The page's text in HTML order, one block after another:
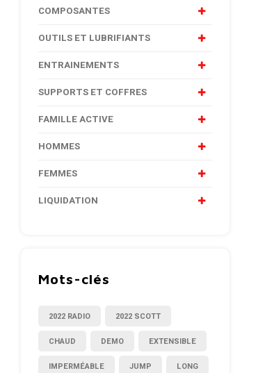
COMPOSANTES
OUTILS ET LUBRIFIANTS
ENTRAINEMENTS
SUPPORTS ET COFFRES
FAMILLE ACTIVE
HOMMES
FEMMES
LIQUIDATION
Mots-clés
2022 RADIO 2022 SCOTT
CHAUD DEMO EXTENSIBLE
IMPERMÉABLE JUMP LONG